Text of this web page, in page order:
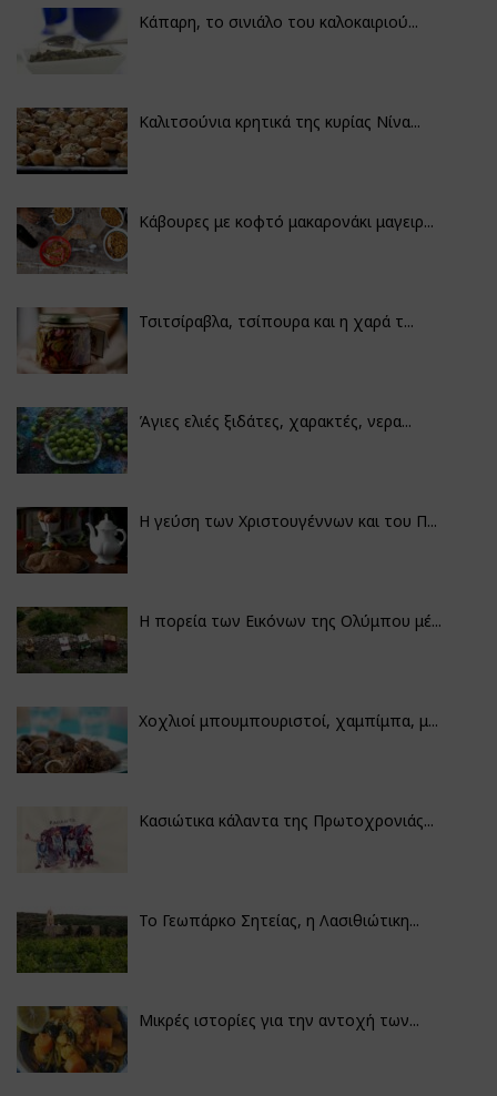
Κάπαρη, το σινιάλο του καλοκαιριού...
Καλιτσούνια κρητικά της κυρίας Νίνα...
Κάβουρες με κοφτό μακαρονάκι μαγειρ...
Τσιτσίραβλα, τσίπουρα και η χαρά τ...
Άγιες ελιές ξιδάτες, χαρακτές, νερα...
Η γεύση των Χριστουγέννων και του Π...
Η πορεία των Εικόνων της Ολύμπου μέ...
Χοχλιοί μπουμπουριστοί, χαμπίμπα, μ...
Κασιώτικα κάλαντα της Πρωτοχρονιάς...
Το Γεωπάρκο Σητείας, η Λασιθιώτικη...
Μικρές ιστορίες για την αντοχή των...